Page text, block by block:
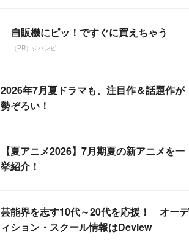
自販機にピッ！ですぐに買えちゃう
（PR）ジハンピ
2026年7月夏ドラマも、注目作＆話題作が
勢ぞろい！
【夏アニメ2026】7月期夏の新アニメを一
挙紹介！
芸能界を志す10代～20代を応援！ オーデ
ィション・スクール情報はDeview